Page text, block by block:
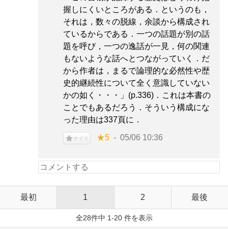
握しにくいところがある．というのも，
それは，数々の脱線，余談から構成され
ているからである．一つの話題が別の話
題を呼び，一つの逸話が一見，何の関連
もないような話へとつながっていく．だ
から作者は，まるで論理的な必然性や歴
史的継続性について全く意識していない
かの如く・・・」(p.336)．これは本書の
ことでもあるだろう．そういう構成にな
った理由は337頁に．
ナイス ★5 05/06 10:36
最初 1 2 最後
全28件中 1-20 件を表示